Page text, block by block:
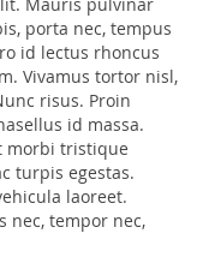
porta nec, tempus
id lectus rhoncus
Vivamus tortor nisl,
risus. Proin
id massa.
morbi tristique
turpis egestas.
laoreet.
nec, tempor nec,